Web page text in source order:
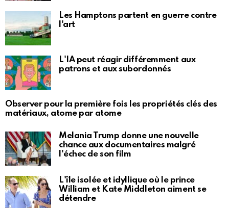
Les Hamptons partent en guerre contre
l'art
L'IA peut réagir différemment aux
patrons et aux subordonnés
Observer pour la première fois les propriétés clés des
matériaux, atome par atome
Melania Trump donne une nouvelle
chance aux documentaires malgré
l'échec de son film
L'île isolée et idyllique où le prince
William et Kate Middleton aiment se
détendre